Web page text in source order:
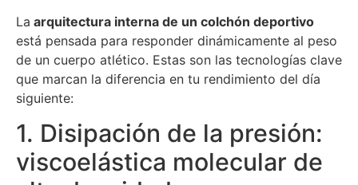
La arquitectura interna de un colchón deportivo
está pensada para responder dinámicamente al peso
de un cuerpo atlético. Estas son las tecnologías clave
que marcan la diferencia en tu rendimiento del día
siguiente:
1. Disipación de la presión:
viscoelástica molecular de